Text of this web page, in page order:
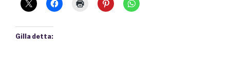
Gilla detta: